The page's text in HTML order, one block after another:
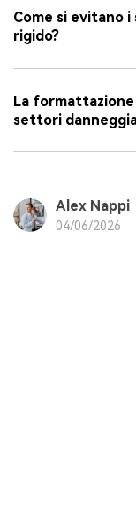
Come si evitano
rigido?
La
settori
Alex Nappi
04/06/2026